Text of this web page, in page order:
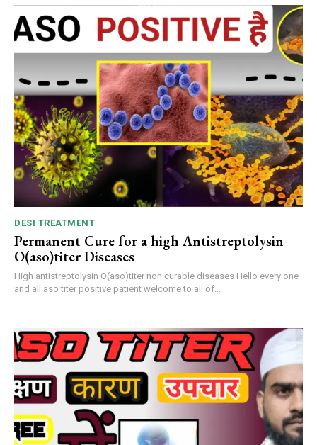
DESI TREATMENT
Permanent Cure for a high Antistreptolysin
O(aso)titer Diseases
High antistreptolysin O(aso)titer non curable diseases Hello every one
and all aso titer positive patient welcome to all of...